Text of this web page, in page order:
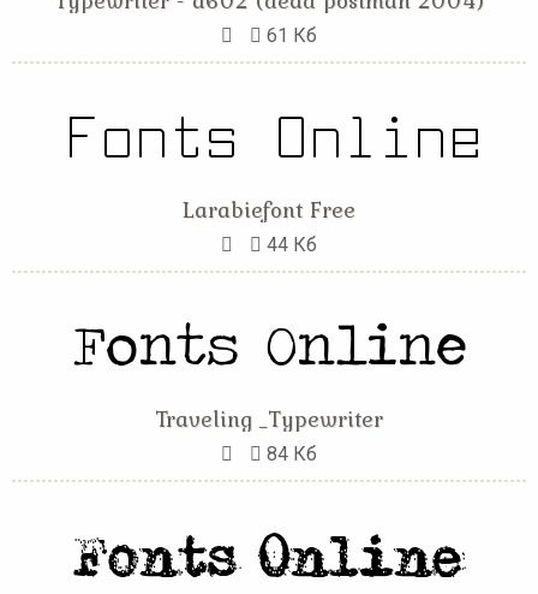
61 Кб
Larabiefont Free
44 Кб
Traveling _Typewriter
84 Кб